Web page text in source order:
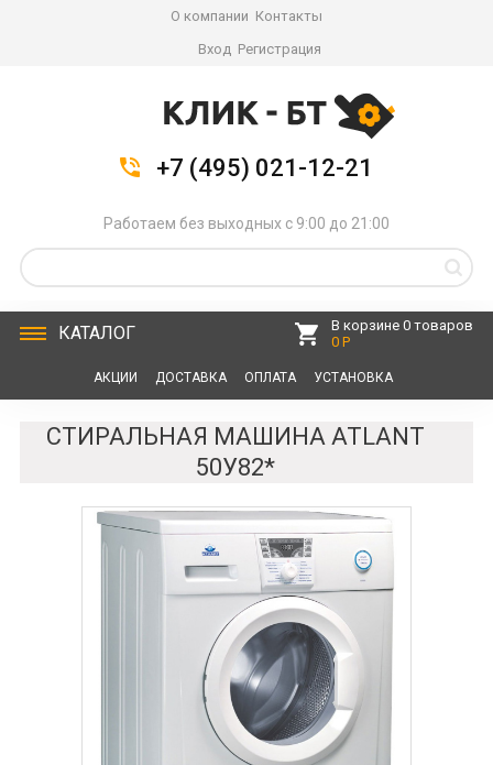
О компании Контакты
Вход Регистрация
+7 (495) 021-12-21
Работаем без выходных с 9:00 до 21:00
КАТАЛОГ
В корзине 0 товаров
0 Р
АКЦИИ ДОСТАВКА ОПЛАТА УСТАНОВКА
СТИРАЛЬНАЯ МАШИНА ATLANT
50У82*